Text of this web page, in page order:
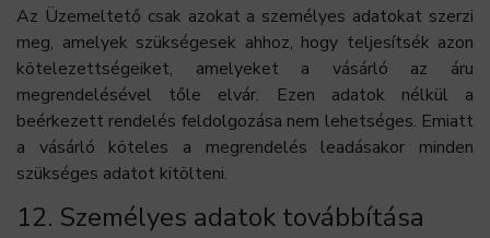
Az Üzemeltető csak azokat a személyes adatokat szerzi
meg, amelyek szükségesek ahhoz, hogy teljesítsék azon
kötelezettségeiket, amelyeket a vásárló az áru
megrendelésével tőle elvár. Ezen adatok nélkül a
beérkezett rendelés feldolgozása nem lehetséges. Emiatt
a vásárló köteles a megrendelés leadásakor minden
szükséges adatot kitölteni.
12. Személyes adatok továbbítása